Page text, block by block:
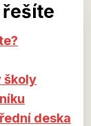
řešíte
školy
deska